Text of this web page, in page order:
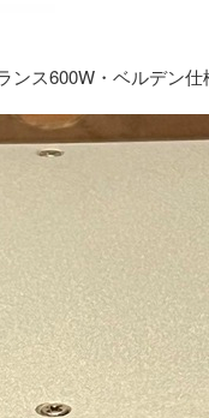
ンス600W・ベルデン仕